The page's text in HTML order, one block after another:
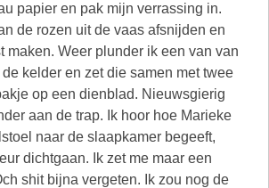
papier en pak mijn verrassing in.
de rozen uit de vaas afsnijden en
maken. Weer plunder ik een van van
de kelder en zet die samen met twee
op een dienblad. Nieuwsgierig
aan de trap. Ik hoor hoe Marieke
naar de slaapkamer begeeft,
dichtgaan. Ik zet me maar een
shit bijna vergeten. Ik zou nog de